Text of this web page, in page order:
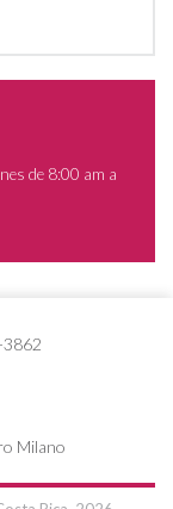
de 8:00 am a
Milano